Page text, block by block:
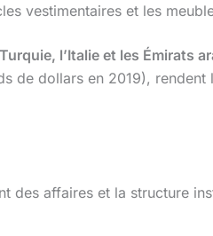
vestimentaires et les
l’Italie et les Émirats
de dollars en 2019),
des affaires et la structure